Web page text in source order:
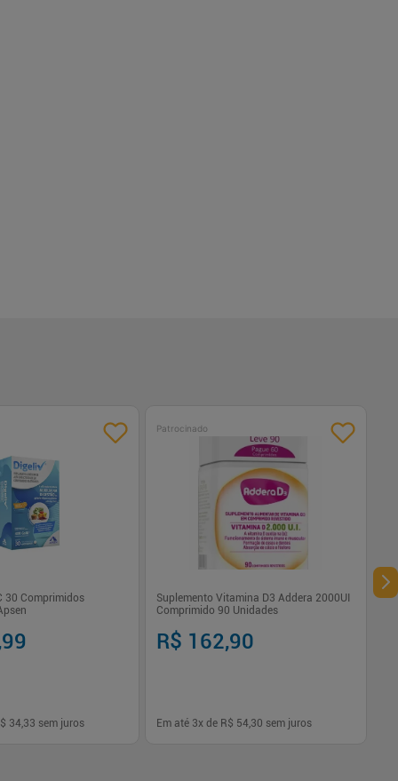
30 Comprimidos
34,33 sem juros
Patrocinado
Suplemento Vitamina D3 Addera 2000UI
Comprimido 90 Unidades
R$ 162,90
Em até 3x de R$ 54,30 sem juros